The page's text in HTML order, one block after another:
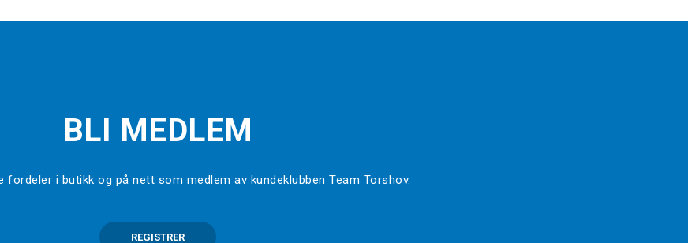
BLI MEDLEM
fordeler i butikk og på nett som medlem av kundeklubben Team Torshov.
REGISTRER